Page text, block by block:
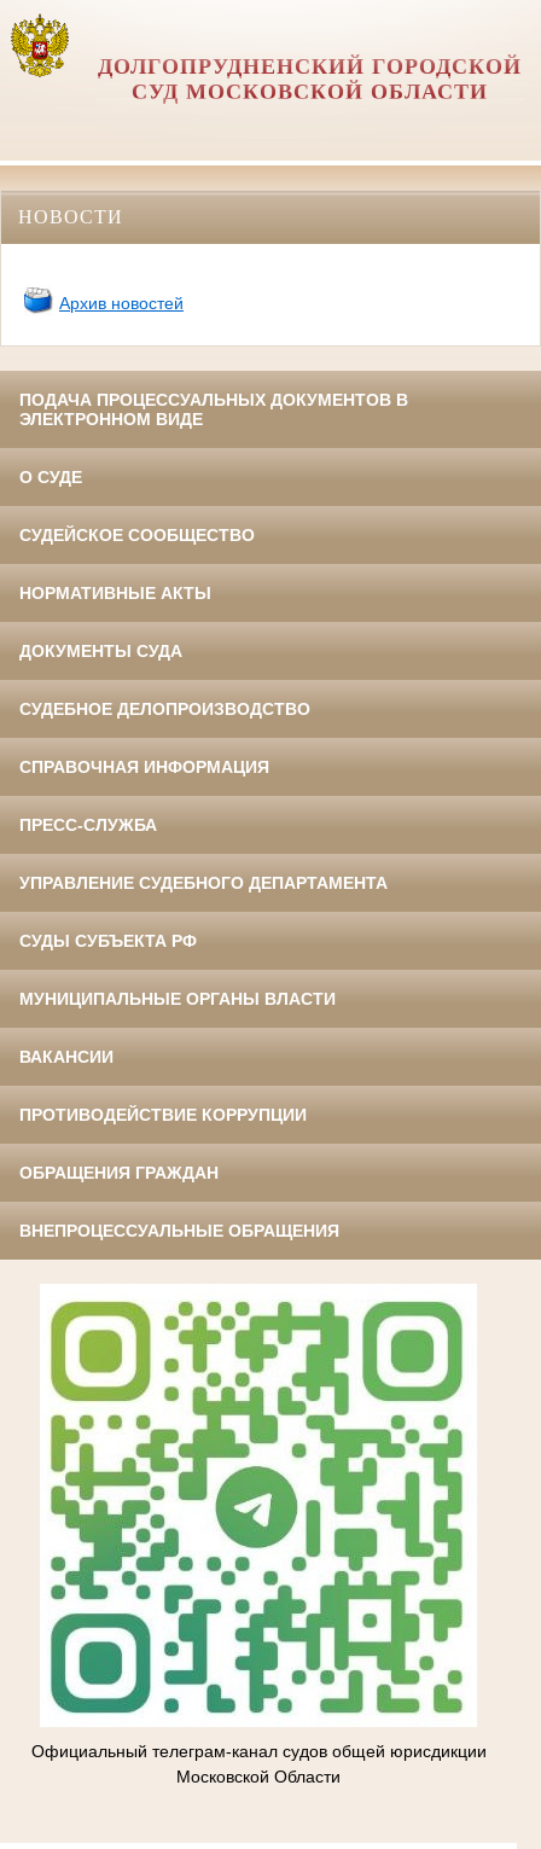
ДОЛГОПРУДНЕНСКИЙ ГОРОДСКОЙ
СУД МОСКОВСКОЙ ОБЛАСТИ
НОВОСТИ
Архив новостей
ПОДАЧА ПРОЦЕССУАЛЬНЫХ ДОКУМЕНТОВ В
ЭЛЕКТРОННОМ ВИДЕ
О СУДЕ
СУДЕЙСКОЕ СООБЩЕСТВО
НОРМАТИВНЫЕ АКТЫ
ДОКУМЕНТЫ СУДА
СУДЕБНОЕ ДЕЛОПРОИЗВОДСТВО
СПРАВОЧНАЯ ИНФОРМАЦИЯ
ПРЕСС-СЛУЖБА
УПРАВЛЕНИЕ СУДЕБНОГО ДЕПАРТАМЕНТА
СУДЫ СУБЪЕКТА РФ
МУНИЦИПАЛЬНЫЕ ОРГАНЫ ВЛАСТИ
ВАКАНСИИ
ПРОТИВОДЕЙСТВИЕ КОРРУПЦИИ
ОБРАЩЕНИЯ ГРАЖДАН
ВНЕПРОЦЕССУАЛЬНЫЕ ОБРАЩЕНИЯ
Официальный телеграм-канал судов общей юрисдикции
Московской Области